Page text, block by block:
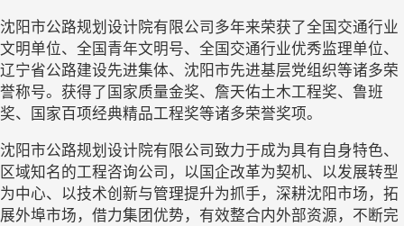
沈阳市公路规划设计院有限公司多年来荣获了全国交通行业
文明单位、全国青年文明号、全国交通行业优秀监理单位、
辽宁省公路建设先进集体、沈阳市先进基层党组织等诸多荣
誉称号。获得了国家质量金奖、詹天佑土木工程奖、鲁班
奖、国家百项经典精品工程奖等诸多荣誉奖项。
沈阳市公路规划设计院有限公司致力于成为具有自身特色、
区域知名的工程咨询公司，以国企改革为契机、以发展转型
为中心、以技术创新与管理提升为抓手，深耕沈阳市场，拓
展外埠市场，借力集团优势，有效整合内外部资源，不断完